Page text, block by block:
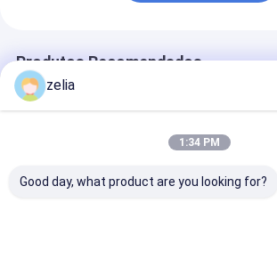
Produtos Recomendados
zelia
1:34 PM
Good day, what product are you looking for?